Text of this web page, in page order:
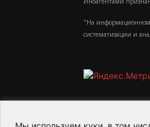
"На информационном
систематизации и